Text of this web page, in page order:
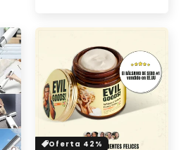
Oferta 42%